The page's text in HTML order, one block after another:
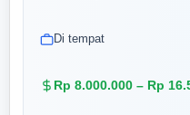
Di tempat
Rp 8.000.000 – Rp